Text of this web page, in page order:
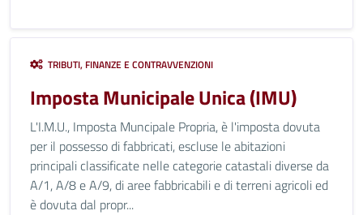
TRIBUTI, FINANZE E CONTRAVVENZIONI
Imposta Municipale Unica (IMU)
L'I.M.U., Imposta Muncipale Propria, è l'imposta dovuta
per il possesso di fabbricati, escluse le abitazioni
principali classificate nelle categorie catastali diverse da
A/1, A/8 e A/9, di aree fabbricabili e di terreni agricoli ed
è dovuta dal propr...